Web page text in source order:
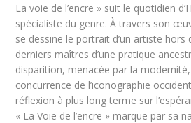
La voie de l’encre » suit le quotidien
spécialiste du genre. À travers son
se dessine le portrait d’un artiste
derniers maîtres d’une pratique
disparition, menacée par la
concurrence de l’iconographie
réflexion à plus long terme sur
« La Voie de l’encre » marque par sa